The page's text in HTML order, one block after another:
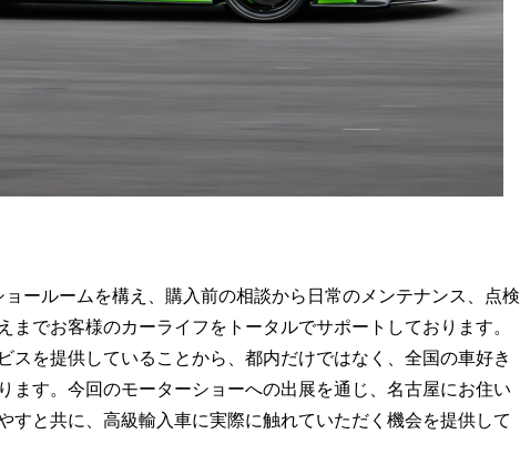
ールームを構え、購入前の相談から日常のメンテナンス、点検
までお客様のカーライフをトータルでサポートしております。
スを提供していることから、都内だけではなく、全国の車好き
ます。今回のモーターショーへの出展を通じ、名古屋にお住い
すと共に、高級輸入車に実際に触れていただく機会を提供して